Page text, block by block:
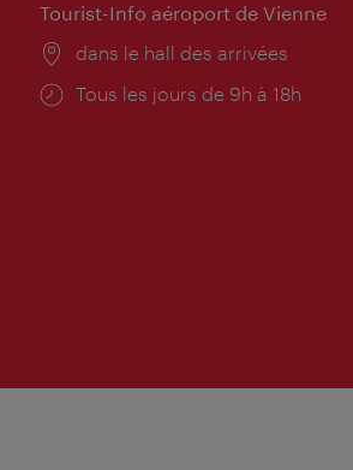
Tourist-Info aéroport de Vienne
Lieu:
dans le hall des arrivées
Horaires
Tous les jours de 9h à 18h